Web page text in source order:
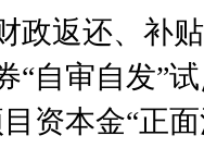
返还、补贴
“自审自发”
资本金“正